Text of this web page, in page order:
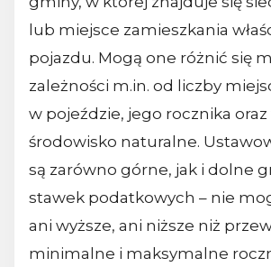
lub miejsce zamieszkania
pojazdu. Mogą one różnić się
zależności m.in. od liczby
w pojeździe, jego rocznika oraz
środowisko naturalne.
są zarówno górne, jak i dolne
stawek podatkowych – nie
ani wyższe, ani niższe niż
minimalne i maksymalne